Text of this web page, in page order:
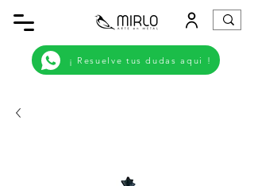
¡ Resuelve tus dudas aqui !